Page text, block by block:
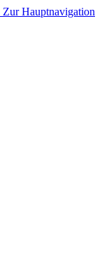
Zur Hauptnavigation